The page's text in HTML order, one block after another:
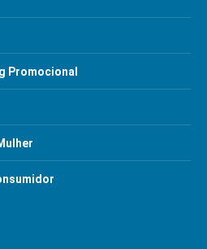
Promocional